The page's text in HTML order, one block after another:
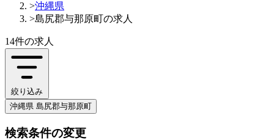
>沖縄県
>島尻郡与那原町の求人
14件の求人
絞り込み
沖縄県 島尻郡与那原町
検索条件の変更